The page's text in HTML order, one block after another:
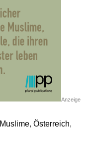
Anzeige
Muslime, Österreich,